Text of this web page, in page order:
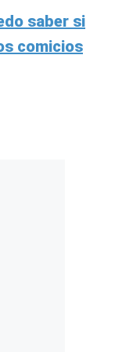
saber si
comicios